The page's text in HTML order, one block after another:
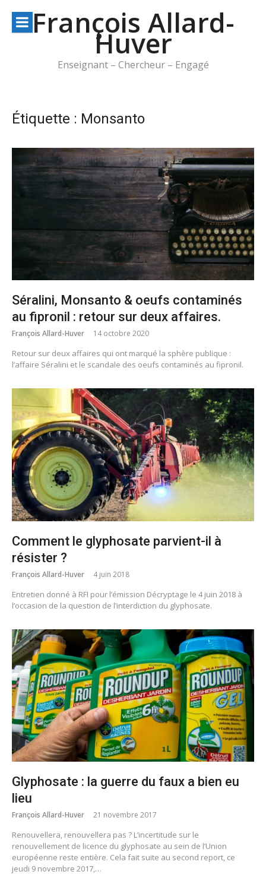
contenuFrançois Allard-
Huver
Enseignant – Chercheur – Engagé
Étiquette : Monsanto
Séralini, Monsanto & oeufs contaminés
au fipronil : retour sur deux affaires.
François Allard-Huver 14 octobre 2020
Retour sur deux affaires qui ont marqué la sphère publique :
l’affaire Séralini et le scandale des oeufs contaminés au fipronil.
Comment le glyphosate parvient-il à
résister ?
François Allard-Huver 4 juin 2018
Entretien donné à RFI pour l’émission Décryptage le 4 juin 2018 à
l’occasion de la question de l’interdiction du glyphosate.
Glyphosate : la guerre du faux a bien eu
lieu
François Allard-Huver 21 novembre 2017
Renouvellera, renouvellera pas ? L’incertitude sur le
renouvellement de licence du glyphosate au sein de l’Union
européenne reste entière. Cela fait suite au second report, ce
jeudi 9 novembre 2017,…